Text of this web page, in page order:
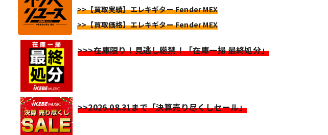
>>【買取実績】エレキギター Fender MEX
>>【買取価格】エレキギター Fender MEX
>>>在庫限り！見逃し厳禁！「在庫一掃 最終処分」
>>2026.08.31まで「決算売り尽くしセール」